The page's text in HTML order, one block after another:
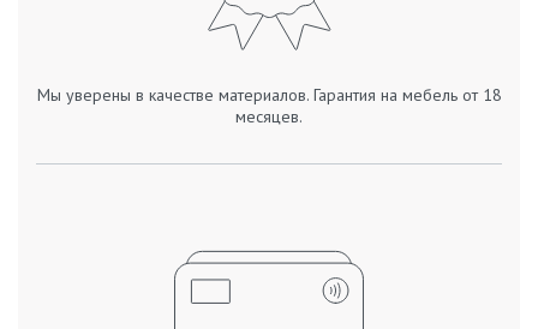
Мы уверены в качестве материалов. Гарантия на мебель от 18
месяцев.